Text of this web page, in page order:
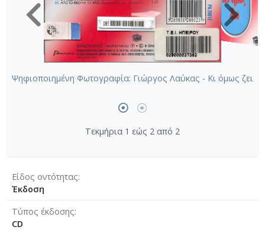
Ψηφιοποιημένη Φωτογραφία: Γιώργος Λαύκας - Κι όμως ζει
Τεκμήρια 1 εώς 2 από 2
Είδος οντότητας
Έκδοση
Τύπος έκδοσης
CD